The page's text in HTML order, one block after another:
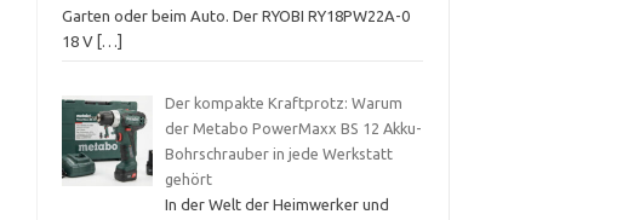
Garten oder beim Auto. Der RYOBI RY18PW22A-0
18 V […]
Der kompakte Kraftprotz: Warum
der Metabo PowerMaxx BS 12 Akku-
Bohrschrauber in jede Werkstatt
gehört
In der Welt der Heimwerker und